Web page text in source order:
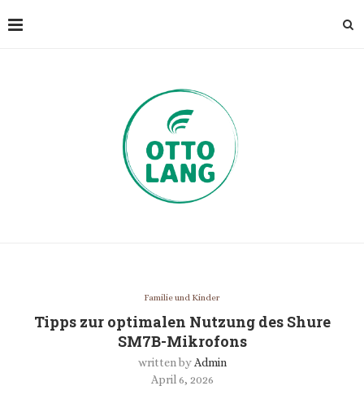
Familie und Kinder
Tipps zur optimalen Nutzung des Shure
SM7B-Mikrofons
written by Admin
April 6, 2026